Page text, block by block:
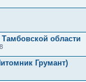
области
Грумант)